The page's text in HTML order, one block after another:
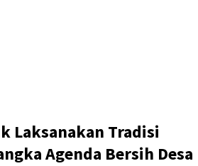
Laksanakan Tradisi
Agenda Bersih Desa